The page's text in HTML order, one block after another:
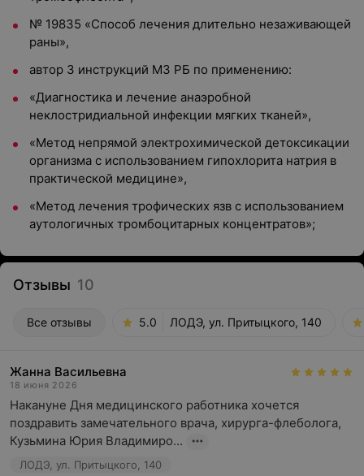
№ 19835 «Способ лечения длительно незаживающей
раны»,
автор 3 инструкций МЗ РБ по применению:
«Диагностика и лечение анаэробной
неклостридиальной инфекции мягких тканей»,
«Метод непрямой электрохимической детоксикации
организма с использованием гипохлорита натрия в
практической медицине»,
«Метод лечения трофических язв с использованием
аутологичных тромбоцитарных концентратов»;
Отзывы 10
Все отзывы 5.0 ЛОДЭ, ул. Притыцкого, 140
Жанна Васильевна
18 июня 2026
Накануне Дня медицинского работника хочется
поздравить замечательного врача, хирурга-флеболога,
Кузьмина Юрия Владимиро...
ЛОДЭ, ул. Притыцкого, 140